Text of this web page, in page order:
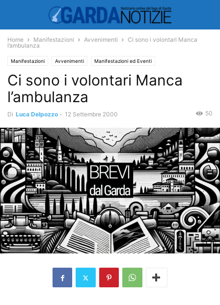
Home Manifestazioni Avvenimenti
Ci sono i volontari Manca
l’ambulanza
Manifestazioni Avvenimenti Manifestazioni ed Eventi
Ambiente e Territorio Territorio
Ci sono i volontari Manca
l’ambulanza
Di Luca Delpozzo - 12 Settembre 2000 50